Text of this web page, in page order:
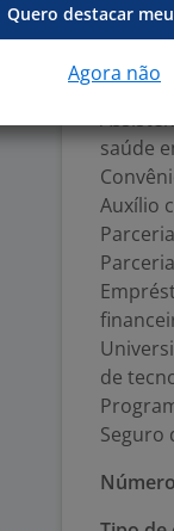
das
Vale
saúde
Auxílio
de
Seguro
Quero destacar
Agora não